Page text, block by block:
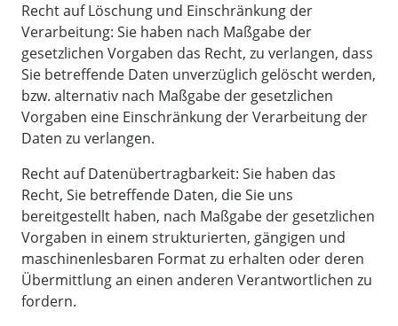
Recht auf Löschung und Einschränkung der
Verarbeitung: Sie haben nach Maßgabe der
gesetzlichen Vorgaben das Recht, zu verlangen, dass
Sie betreffende Daten unverzüglich gelöscht werden,
bzw. alternativ nach Maßgabe der gesetzlichen
Vorgaben eine Einschränkung der Verarbeitung der
Daten zu verlangen.
Recht auf Datenübertragbarkeit: Sie haben das
Recht, Sie betreffende Daten, die Sie uns
bereitgestellt haben, nach Maßgabe der gesetzlichen
Vorgaben in einem strukturierten, gängigen und
maschinenlesbaren Format zu erhalten oder deren
Übermittlung an einen anderen Verantwortlichen zu
fordern.